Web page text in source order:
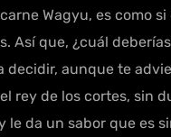
Wagyu, es como
Así que, ¿cuál
decidir, aunque te
rey de los cortes, sin
le da un sabor que es